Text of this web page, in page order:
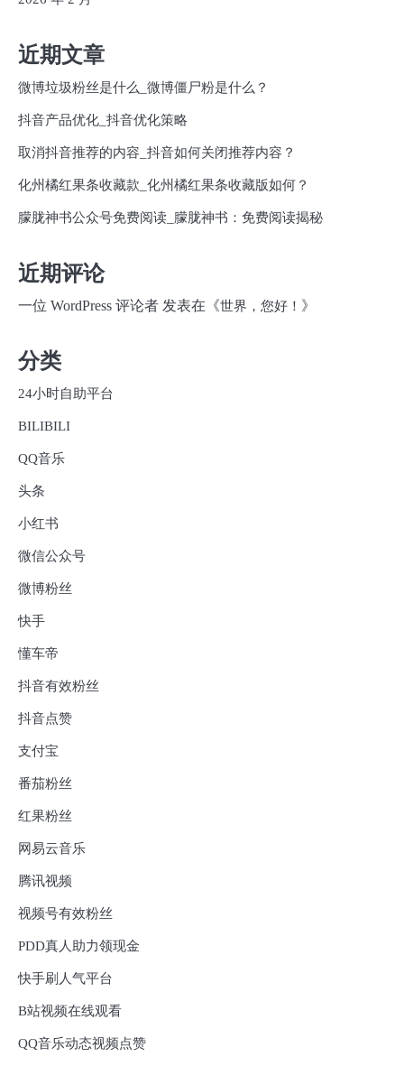
近期文章
微博垃圾粉丝是什么_微博僵尸粉是什么？
抖音产品优化_抖音优化策略
取消抖音推荐的内容_抖音如何关闭推荐内容？
化州橘红果条收藏款_化州橘红果条收藏版如何？
朦胧神书公众号免费阅读_朦胧神书：免费阅读揭秘
近期评论
一位 WordPress 评论者 发表在《世界，您好！ 》
分类
24小时自助平台
BILIBILI
QQ音乐
头条
小红书
微信公众号
微博粉丝
快手
懂车帝
抖音有效粉丝
抖音点赞
支付宝
番茄粉丝
红果粉丝
网易云音乐
腾讯视频
视频号有效粉丝
PDD真人助力领现金
快手刷人气平台
B站视频在线观看
QQ音乐动态视频点赞